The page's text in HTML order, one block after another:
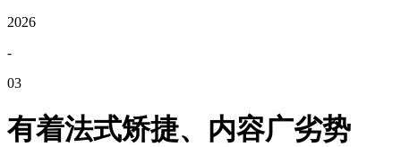
2026
-
03
有着法式矫捷、内容广劣势